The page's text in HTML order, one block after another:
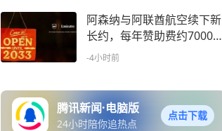
阿森纳与阿联酋航空续下新
长约，每年赞助费约7000万
镑全球第3
-4小时前
腾讯新闻·电脑版
24小时陪你追热点
点击下载